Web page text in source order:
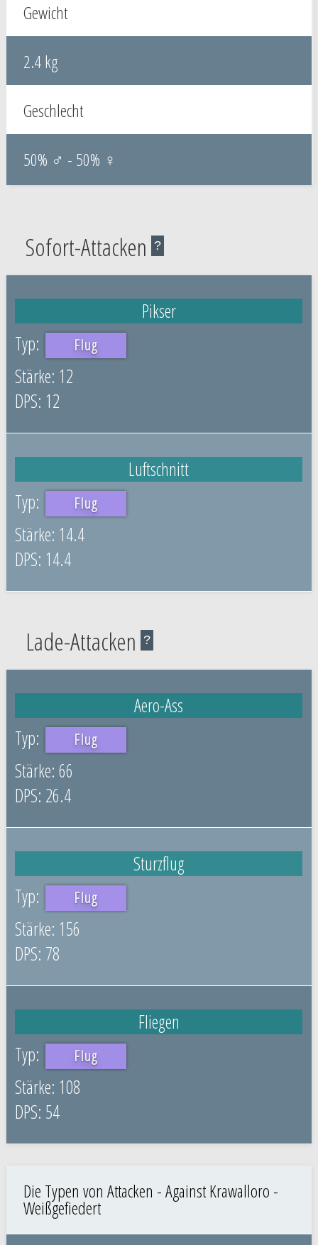
Gewicht
2.4 kg
Geschlecht
50% ♂ - 50% ♀
Sofort-Attacken ?
Pikser
Flug
12
12
Luftschnitt
Flug
14.4
14.4
Lade-Attacken ?
Aero-Ass
Flug
66
26.4
Sturzflug
Flug
156
78
Fliegen
Flug
108
54
Die Typen von Attacken - Against Krawalloro -
Weißgefiedert